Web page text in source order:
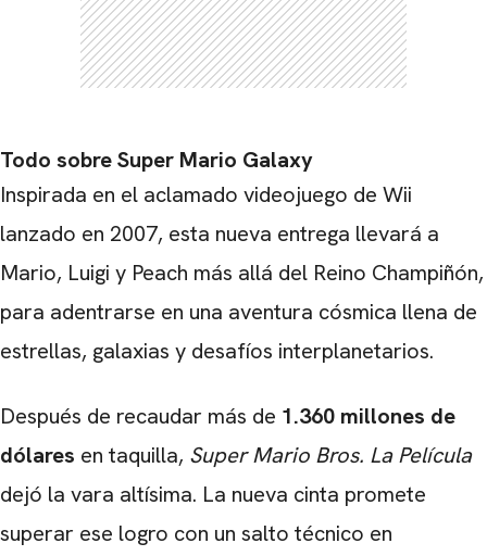
Todo sobre Super Mario Galaxy
Inspirada en el aclamado videojuego de Wii
lanzado en 2007, esta nueva entrega llevará a
Mario, Luigi y Peach más allá del Reino Champiñón,
para adentrarse en una aventura cósmica llena de
estrellas, galaxias y desafíos interplanetarios.
Después de recaudar más de 1.360 millones de
dólares en taquilla, Super Mario Bros. La Película
dejó la vara altísima. La nueva cinta promete
superar ese logro con un salto técnico en